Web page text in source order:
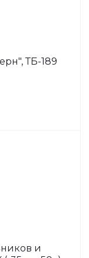
ТБ-189
и